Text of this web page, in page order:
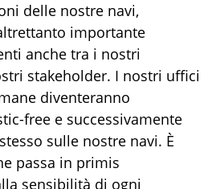
delle nostre navi,
importante
anche tra i nostri
stakeholder. I nostri uffici
diventeranno
free e successivamente
sulle nostre navi. È
passa in primis
sensibilità di ogni